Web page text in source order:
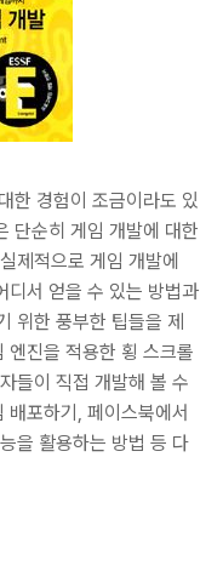
한 경험이 조금이라도 있
단순히 게임 개발에 대한
제적으로 게임 개발에
디서 얻을 수 있는 방법과
위한 풍부한 팁들을 제
엔진을 적용한 횡 스크롤
들이 직접 개발해 볼 수
배포하기, 페이스북에서
을 활용하는 방법 등 다